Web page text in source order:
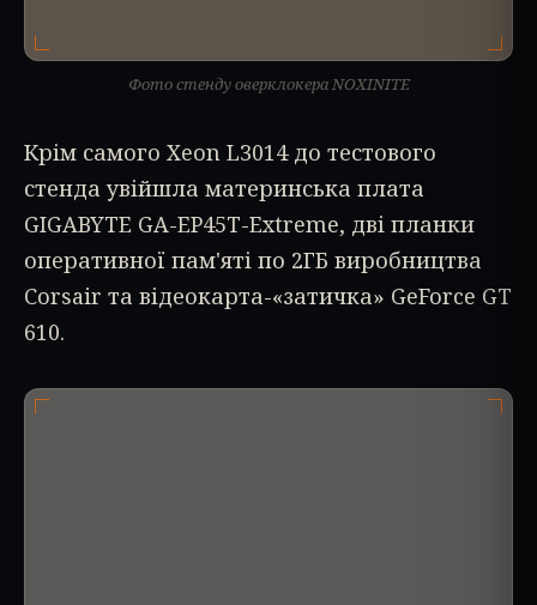
Фото стенду оверклокера NOXINITE
Крім самого Xeon L3014 до тестового
стенда увійшла материнська плата
GIGABYTE GA-EP45T-Extreme, дві планки
оперативної пам'яті по 2ГБ виробництва
Corsair та відеокарта-«затичка» GeForce GT
610.